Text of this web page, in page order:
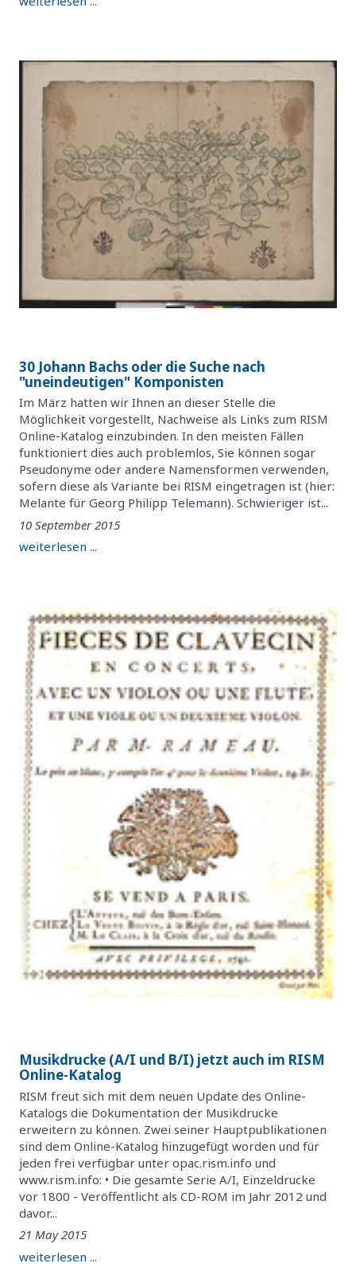
30 Johann Bachs oder die Suche nach
"uneindeutigen" Komponisten
Im März hatten wir Ihnen an dieser Stelle die
Möglichkeit vorgestellt, Nachweise als Links zum RISM
Online-Katalog einzubinden. In den meisten Fällen
funktioniert dies auch problemlos, Sie können sogar
Pseudonyme oder andere Namensformen verwenden,
sofern diese als Variante bei RISM eingetragen ist (hier:
Melante für Georg Philipp Telemann). Schwieriger ist...
10 September 2015
weiterlesen ...
Musikdrucke (A/I und B/I) jetzt auch im RISM
Online-Katalog
RISM freut sich mit dem neuen Update des Online-
Katalogs die Dokumentation der Musikdrucke
erweitern zu können. Zwei seiner Hauptpublikationen
sind dem Online-Katalog hinzugefügt worden und für
jeden frei verfügbar unter opac.rism.info und
www.rism.info: • Die gesamte Serie A/I, Einzeldrucke
vor 1800 - Veröffentlicht als CD-ROM im Jahr 2012 und
davor...
21 May 2015
weiterlesen ...